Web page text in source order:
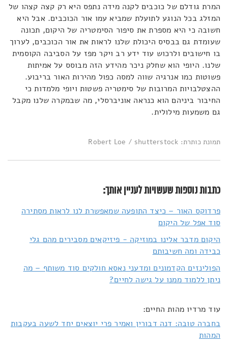
המרת גודלם של כוכבים לקנה מידה נתפס היא רק קצה קצהו של
המזלג בכל הנוגע לתועלת שמביא עמו אור הכוכבים. אבל היא
חשובה כי היא מספרת את סיפור הסימטריה של היקום, תכונה
שעומדת גם בבסיס היכולת שלנו לראות את אור הכוכבים, לערוך
בו חישובים ולרכוש עוד ידע רב ויקר מפז על הסביבה הקוסמית
שלנו. היופי הוא שחלק ניכר מהידע הזה מבוסס על אמיתות
פשוטות כמו אנרגיה שווה למסה כפול מהירות האור בריבוע.
ההצטלבויות המרובות של סימטריה פשטות ויופי מלמדות כי
החיבור ביניהם הוא כנראה אוניברסלי, מה שבמקרה שלנו מקבל
גם משמעות מילולית.
תמונת כותרת: Robert Loe / shutterstock
כתבות נוספות שעשויות לעניין אותך:
פרדוקס האור – כיצד התופעה שמאפשרת לנו לראות מסתירה
סוד אפל של היקום
היקום מדבר אלינו במוזיקה - פיזיקאים מסבירים מהם גלי
כבידה ומה חשיבותם
הפולינזים הקדמונים ומדעני נאסא חולקים סוד משותף – מה
ניתן ללמוד ממנו על גישה לחיים?
עוד מרדיו מהות החיים:
בחברה טובה: דנה דבורין ואמיר פרי יוצאים יחד לשעה בעקבות
המהות